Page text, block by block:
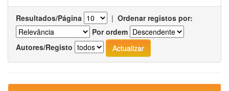
Resultados/Página | Ordenar registos por:
Por ordem
Autores/Registo